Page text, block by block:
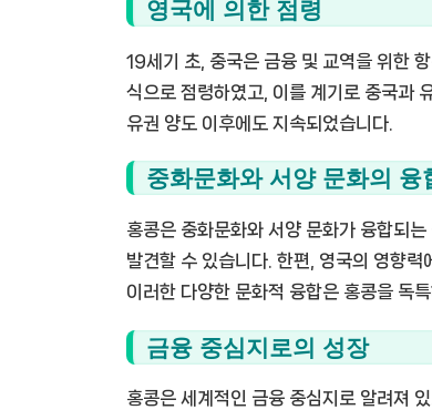
영국에 의한 점령
19세기 초, 중국은 금융 및 교역을 위한
식으로 점령하였고, 이를 계기로 중국과
유권 양도 이후에도 지속되었습니다.
중화문화와 서양 문화의 융
홍콩은 중화문화와 서양 문화가 융합되
발견할 수 있습니다. 한편, 영국의 영향
이러한 다양한 문화적 융합은 홍콩을 독
금융 중심지로의 성장
홍콩은 세계적인 금융 중심지로 알려져